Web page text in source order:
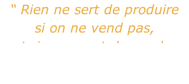
“ Rien ne sert de produire
si on ne vend pas,
et rien ne sert de vendre